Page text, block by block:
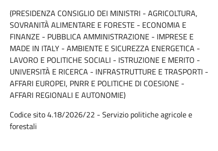
(PRESIDENZA CONSIGLIO DEI MINISTRI - AGRICOLTURA,
SOVRANITÀ ALIMENTARE E FORESTE - ECONOMIA E
FINANZE - PUBBLICA AMMINISTRAZIONE - IMPRESE E
MADE IN ITALY - AMBIENTE E SICUREZZA ENERGETICA -
LAVORO E POLITICHE SOCIALI - ISTRUZIONE E MERITO -
UNIVERSITÀ E RICERCA - INFRASTRUTTURE E TRASPORTI -
AFFARI EUROPEI, PNRR E POLITICHE DI COESIONE -
AFFARI REGIONALI E AUTONOMIE)
Codice sito 4.18/2026/22 - Servizio politiche agricole e
forestali